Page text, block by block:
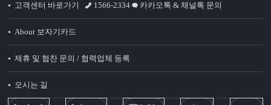
고객센터 바로가기 1566-2334 카카오톡 & 채널톡 문의
About 보자기카드
제휴 및 협찬 문의 / 협력업체 등록
오시는 길